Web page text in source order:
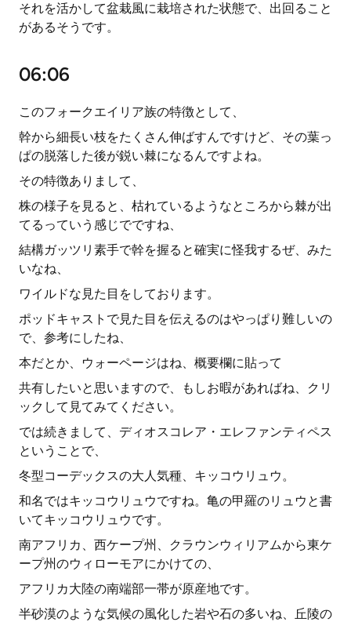
それを活かして盆栽風に栽培された状態で、出回ること
があるそうです。
06:06
このフォークエイリア族の特徴として、
幹から細長い枝をたくさん伸ばすんですけど、その葉っ
ぱの脱落した後が鋭い棘になるんですよね。
その特徴ありまして、
株の様子を見ると、枯れているようなところから棘が出
てるっていう感じでですね、
結構ガッツリ素手で幹を握ると確実に怪我するぜ、みた
いなね、
ワイルドな見た目をしております。
ポッドキャストで見た目を伝えるのはやっぱり難しいの
で、参考にしたね、
本だとか、ウォーページはね、概要欄に貼って
共有したいと思いますので、もしお暇があればね、クリ
ックして見てみてください。
では続きまして、ディオスコレア・エレファンティペス
ということで、
冬型コーデックスの大人気種、キッコウリュウ。
和名ではキッコウリュウですね。亀の甲羅のリュウと書
いてキッコウリュウです。
南アフリカ、西ケープ州、クラウンウィリアムから東ケ
ープ州のウィローモアにかけての、
アフリカ大陸の南端部一帯が原産地です。
半砂漠のような気候の風化した岩や石の多いね、丘陵の